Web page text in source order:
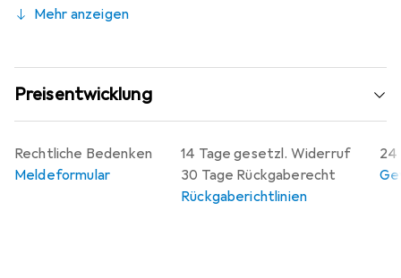
Mehr anzeigen
Preisentwicklung
14 Tage gesetzl. Widerruf
30 Tage Rückgaberecht
Rückgaberichtlinien
24
Rechtliche Bedenken
Meldeformular